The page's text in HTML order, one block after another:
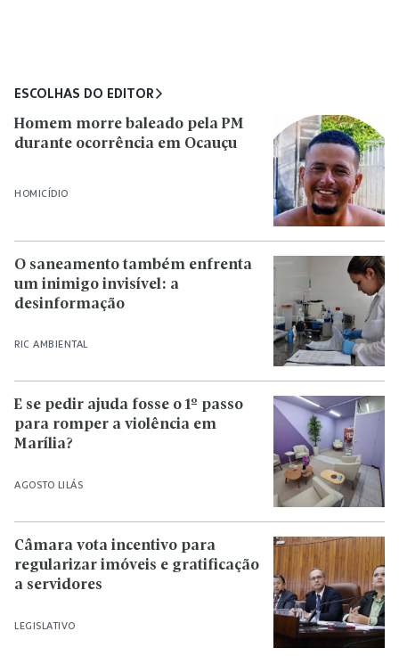
ESCOLHAS DO EDITOR
HOMICÍDIO
Homem morre baleado pela PM
durante ocorrência em Ocauçu
RIC AMBIENTAL
O saneamento também enfrenta
um inimigo invisível: a
desinformação
AGOSTO LILÁS
E se pedir ajuda fosse o 1º passo
para romper a violência em
Marília?
LEGISLATIVO
Câmara vota incentivo para
regularizar imóveis e gratificação
a servidores